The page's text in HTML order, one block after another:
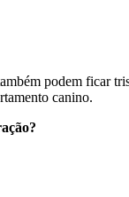
podem ficar
canino.